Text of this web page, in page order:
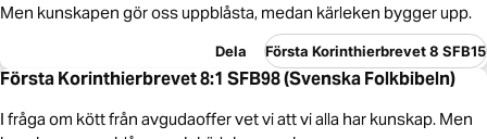
Men kunskapen gör oss uppblåsta, medan kärleken bygger upp.
Dela Första Korinthierbrevet 8 SFB15
Första Korinthierbrevet 8:1 SFB98 (Svenska Folkbibeln)
I fråga om kött från avgudaoffer vet vi att vi alla har kunskap. Men